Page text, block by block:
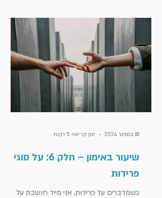
שיעור באימון – חלק 6: על סוגי
פרידות
כשמדברים על פרידות, אני מייד חושבת על
18 בספט׳ 2024 זמן קריאה 5 דקות